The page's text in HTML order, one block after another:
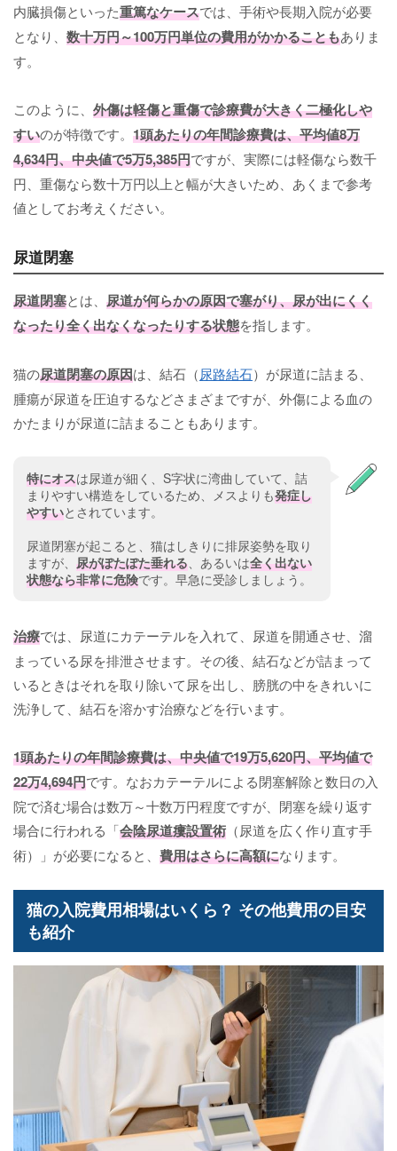
内臓損傷といった重篤なケースでは、手術や長期入院が必要
となり、 数十万円～100万円単位の費用がかかることもありま
す。
このように、 外傷は軽傷と重傷で診療費が大きく二極化しや
すいのが特徴です。 1頭あたりの年間診療費は、平均値8万
4,634円、中央値で5万5,385円ですが、実際には軽傷なら数千
円、重傷なら数十万円以上と幅が大きいため、あくまで参考
値としてお考えください。
尿道閉塞
尿道閉塞とは、 尿道が何らかの原因で塞がり、尿が出にくく
なったり全く出なくなったりする状態を指します。
猫の尿道閉塞の原因は、結石（尿路結石）が尿道に詰まる、
腫瘍が尿道を圧迫するなどさまざまですが、外傷による血の
かたまりが尿道に詰まることもあります。
特にオスは尿道が細く、S字状に湾曲していて、詰
まりやすい構造をしているため、メスよりも発症し
やすいとされています。
尿道閉塞が起こると、猫はしきりに排尿姿勢を取り
ますが、 尿がぽたぽた垂れる 、あるいは全く出ない
状態なら非常に危険です。早急に受診しましょう。
治療では、尿道にカテーテルを入れて、尿道を開通させ、溜
まっている尿を排泄させます。その後、結石などが詰まって
いるときはそれを取り除いて尿を出し、膀胱の中をきれいに
洗浄して、結石を溶かす治療などを行います。
1頭あたりの年間診療費は、中央値で19万5,620円、平均値で
22万4,694円です。なおカテーテルによる閉塞解除と数日の入
院で済む場合は数万～十数万円程度ですが、閉塞を繰り返す
場合に行われる「会陰尿道瘻設置術 （尿道を広く作り直す手
術）」が必要になると、 費用はさらに高額になります。
猫の入院費用相場はいくら？ その他費用の目安
も紹介